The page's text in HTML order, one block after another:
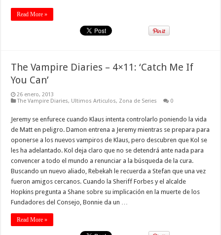
Read More »
The Vampire Diaries – 4×11: ‘Catch Me If
You Can’
26 enero, 2013
The Vampire Diaries, Ultimos Articulos, Zona de Series 0
Jeremy se enfurece cuando Klaus intenta controlarlo poniendo la vida
de Matt en peligro. Damon entrena a Jeremy mientras se prepara para
oponerse a los nuevos vampiros de Klaus, pero descubren que Kol se
les ha adelantado. Kol deja claro que no se detendrá ante nada para
convencer a todo el mundo a renunciar a la búsqueda de la cura.
Buscando un nuevo aliado, Rebekah le recuerda a Stefan que una vez
fueron amigos cercanos. Cuando la Sheriff Forbes y el alcalde
Hopkins pregunta a Shane sobre su implicación en la muerte de los
Fundadores del Consejo, Bonnie da un …
Read More »